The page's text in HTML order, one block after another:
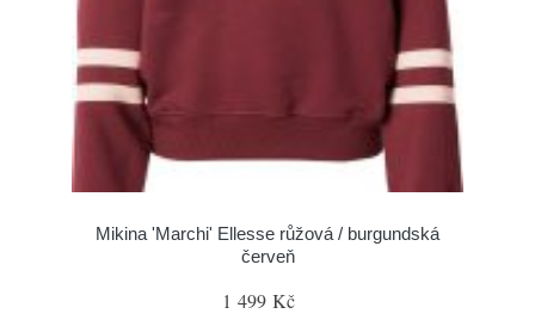
Mikina 'Marchi' Ellesse růžová / burgundská
červeň
1 499 Kč